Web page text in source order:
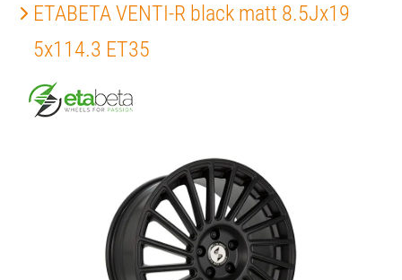
ETABETA VENTI-R black matt 8.5Jx19
5x114.3 ET35